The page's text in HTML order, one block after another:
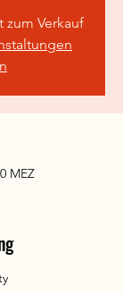
zum Verkauf
MEZ